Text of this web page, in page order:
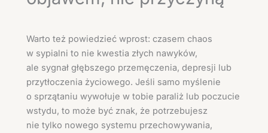
Warto też powiedzieć wprost: czasem chaos
w sypialni to nie kwestia złych nawyków,
ale sygnał głębszego przemęczenia, depresji lub
przytłoczenia życiowego. Jeśli samo myślenie
o sprzątaniu wywołuje w tobie paraliż lub poczucie
wstydu, to może być znak, że potrzebujesz
nie tylko nowego systemu przechowywania,